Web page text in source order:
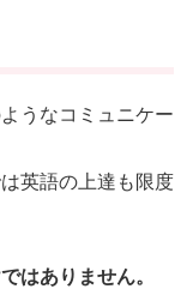
うなコミュニケー
英語の上達も限度
はありません。